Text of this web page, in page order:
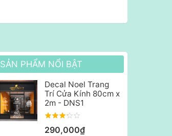
SẢN PHẨM NỔI BẬT
Decal Noel Trang
Trí Cửa Kính 80cm x
2m - DNS1
290,000₫